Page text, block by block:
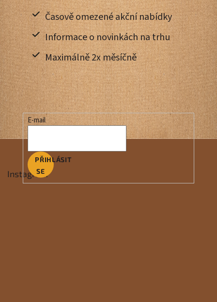
Časově omezené akční nabídky
Informace o novinkách na trhu
Maximálně 2x měsíčně
E-mail
PŘIHLÁSIT
SE
Instagram